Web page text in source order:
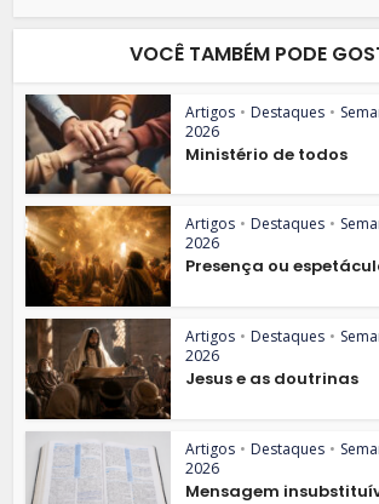
VOCÊ TAMBÉM PODE
Artigos • Destaques •
2026
Ministério de todos
Artigos • Destaques •
2026
Presença ou
Artigos • Destaques •
2026
Jesus e as doutrinas
Artigos • Destaques •
2026
Mensagem